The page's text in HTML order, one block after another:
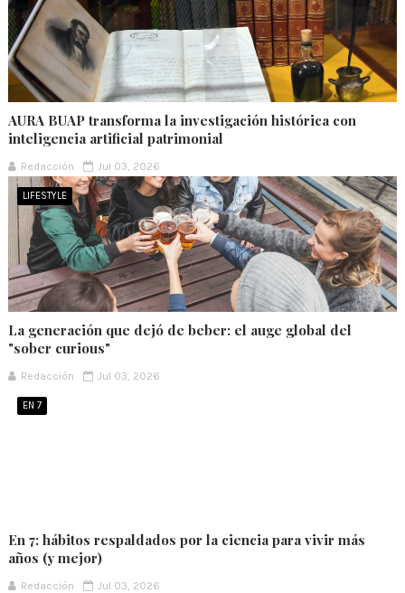
AURA BUAP transforma la investigación histórica con
inteligencia artificial patrimonial
Redacción Jul 03, 2026
LIFESTYLE
La generación que dejó de beber: el auge global del
"sober curious"
Redacción Jul 03, 2026
EN 7
En 7: hábitos respaldados por la ciencia para vivir más
años (y mejor)
Redacción Jul 03, 2026